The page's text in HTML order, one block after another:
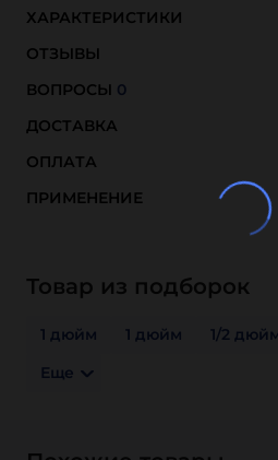
ХАРАКТЕРИСТИКИ
ОТЗЫВЫ
ВОПРОСЫ 0
ДОСТАВКА
ОПЛАТА
ПРИМЕНЕНИЕ
Товар из подборок
1 дюйм 1 дюйм 1/2
Еще